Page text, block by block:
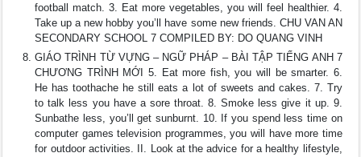
football match. 3. Eat more vegetables, you will feel healthier. 4.
Take up a new hobby you’ll have some new friends. CHU VAN AN
SECONDARY SCHOOL 7 COMPILED BY: DO QUANG VINH
GIÁO TRÌNH TỪ VỰNG – NGỮ PHÁP – BÀI TẬP TIẾNG ANH 7
CHƯƠNG TRÌNH MỚI 5. Eat more fish, you will be smarter. 6.
He has toothache he still eats a lot of sweets and cakes. 7. Try
to talk less you have a sore throat. 8. Smoke less give it up. 9.
Sunbathe less, you’ll get sunburnt. 10. If you spend less time on
computer games television programmes, you will have more time
for outdoor activities. II. Look at the advice for a healthy lifestyle,